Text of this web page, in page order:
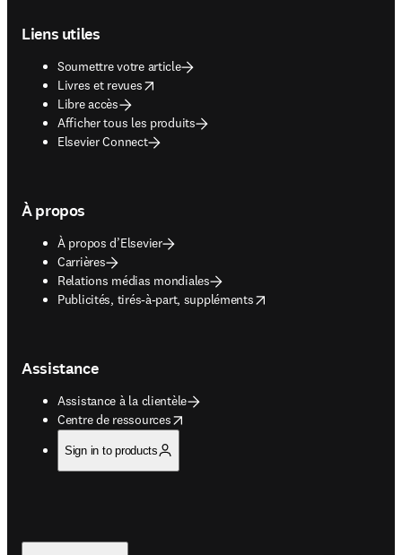
Liens utiles
Soumettre votre article
Livres et revues
opens in new tab/window
Libre accès
Afficher tous les produits
Elsevier Connect
À propos
À propos d’Elsevier
Carrières
Relations médias mondiales
Publicités, tirés-à-part, suppléments
opens in new tab/window
Assistance
Assistance à la clientèle
Centre de ressources
opens in new tab/window
Sign in to products